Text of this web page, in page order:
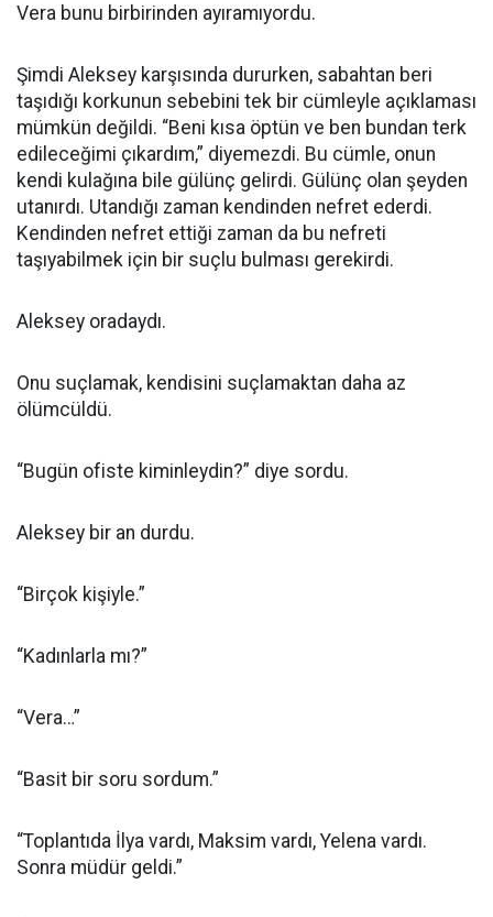
Vera bunu birbirinden ayıramıyordu.
Şimdi Aleksey karşısında dururken, sabahtan beri
taşıdığı korkunun sebebini tek bir cümleyle açıklaması
mümkün değildi. “Beni kısa öptün ve ben bundan terk
edileceğimi çıkardım,” diyemezdi. Bu cümle, onun
kendi kulağına bile gülünç gelirdi. Gülünç olan şeyden
utanırdı. Utandığı zaman kendinden nefret ederdi.
Kendinden nefret ettiği zaman da bu nefreti
taşıyabilmek için bir suçlu bulması gerekirdi.
Aleksey oradaydı.
Onu suçlamak, kendisini suçlamaktan daha az
ölümcüldü.
“Bugün ofiste kiminleydin?” diye sordu.
Aleksey bir an durdu.
“Birçok kişiyle.”
“Kadınlarla mı?”
“Vera…”
“Basit bir soru sordum.”
“Toplantıda İlya vardı, Maksim vardı, Yelena vardı.
Sonra müdür geldi.”